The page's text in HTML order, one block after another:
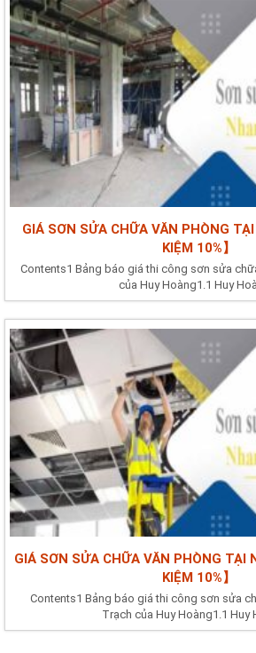
GIÁ SƠN SỬA CHỮA VĂN PHÒNG
KIỆM 10%】
Contents1 Bảng báo giá thi công sơn sửa
của Huy Hoàng1.1 Huy
GIÁ SƠN SỬA CHỮA VĂN PHÒNG TẠI
KIỆM 10%】
Contents1 Bảng báo giá thi công sơn sửa
Trạch của Huy Hoàng1.1 Huy